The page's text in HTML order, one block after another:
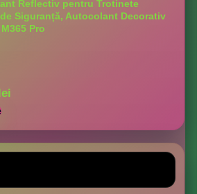
Reflectiv pentru Trotinete
Siguranță, Autocolant Decorativ
Pro